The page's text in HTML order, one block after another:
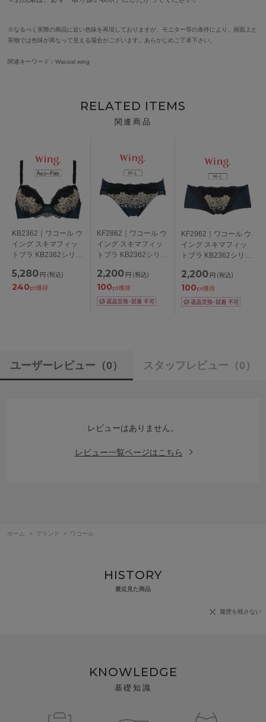
※なるべく実際の商品に近い色味を再現しておりますが、モニター等の条件により、画面上と
実物では色味が異なって見える場合がございます。あらかじめご了承下さい。
関連キーワード：Wacoal wing
RELATED ITEMS
関連商品
KB2362｜ワコール ウ
イング スキマフィッ
トブラ KB2362シリー
色 A・B・C・ D・E・
Fカップ/アンダー65・
5,280 円 (税込)
240pt獲得
KF2862｜ワコール ウ
イング スキマフィッ
トブラ KB2362シリー
ーツ 全5色 M・L
2,200 円 (税込)
100pt獲得
KF2962｜ワコール ウ
イング スキマフィッ
トブラ KB2362シリー
ョーツ 全5色 M・L
2,200 円 (税込)
100pt獲得
ユーザーレビュー （0） スタッフレビュー （0）
レビューはありません。
レビュー一覧ページはこちら
ホーム > ブランド > ワコール
HISTORY
最近見た商品
履歴を残さない
KNOWLEDGE
基礎知識